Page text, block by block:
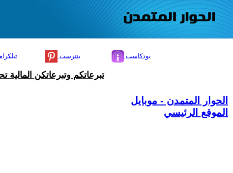
بنترست بودكاست
تبرعاتكم وتبرعاتكن
الحوار المتمدن - موبايل
الموقع الرئيسي